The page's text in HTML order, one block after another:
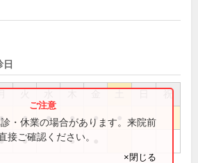
祝
● ● ● ● ●
● ●
・休業の場合があります。来院前
接ご確認ください。
×閉じる